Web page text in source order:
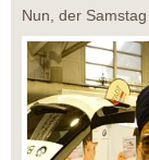
Nun, der